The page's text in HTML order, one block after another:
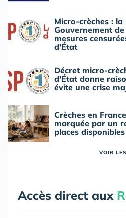
Micro-crèches : la
Gouvernement
mesures
d'État
Décret micro-
d'État donne
évite une crise
Crèches en
marquée par un
places disponibles
VOIR
Accès direct aux